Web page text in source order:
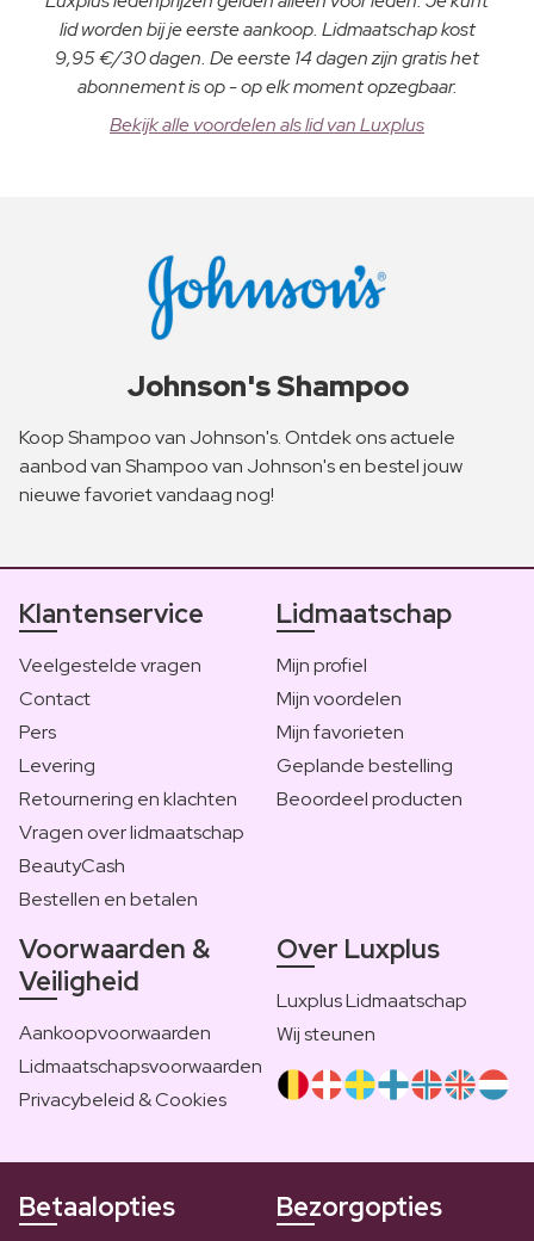
lid worden bij je eerste aankoop. Lidmaatschap kost
9,95 €/30 dagen. De eerste 14 dagen zijn gratis het
abonnement is op - op elk moment opzegbaar.
Bekijk alle voordelen als lid van Luxplus
Johnson's Shampoo
Koop Shampoo van Johnson's. Ontdek ons actuele
aanbod van Shampoo van Johnson's en bestel jouw
nieuwe favoriet vandaag nog!
Klantenservice
Veelgestelde vragen
Contact
Pers
Levering
Retournering en klachten
Vragen over lidmaatschap
BeautyCash
Bestellen en betalen
Lidmaatschap
Mijn profiel
Mijn voordelen
Mijn favorieten
Geplande bestelling
Beoordeel producten
Voorwaarden &
Veiligheid
Aankoopvoorwaarden
Lidmaatschapsvoorwaarden
Privacybeleid & Cookies
Over Luxplus
Luxplus Lidmaatschap
Wij steunen
Betaalopties Bezorgopties